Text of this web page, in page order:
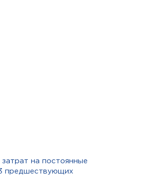
на постоянные
предшествующих